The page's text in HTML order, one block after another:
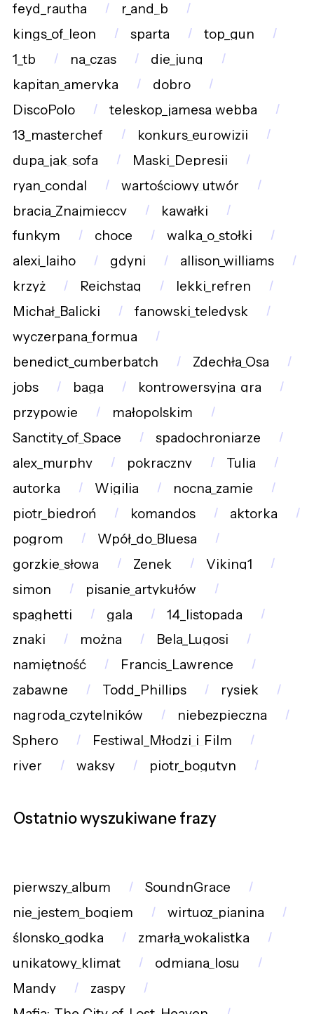
feyd_rautha
r_and_b
kings_of_leon
sparta
top_gun
1_tb
na_czas
die_jung
kapitan_ameryka
dobro
DiscoPolo
teleskop_jamesa_webba
13_masterchef
konkurs_eurowizji
dupa_jak_sofa
Maski_Depresji
ryan_condal
wartościowy_utwór
bracia_Znajmieccy
kawałki
funkym
choce
walka_o_stołki
alexi_laiho
gdyni
allison_williams
krzyż
Reichstag
lekki_refren
Michał_Balicki
fanowski_teledysk
wyczerpana_formua
benedict_cumberbatch
Zdechła_Osa
jobs
baga
kontrowersyjna_gra
przypowie
małopolskim
Sanctity_of_Space
spadochroniarze
alex_murphy
pokraczny
Tulia
autorka
Wigilia
nocna_zamie
piotr_biedroń
komandos
aktorka
pogrom
Wpół_do_Bluesa
gorzkie_słowa
Zenek
Viking1
simon
pisanie_artykułów
spaghetti
gala
14_listopada
znaki
można
Bela_Lugosi
namiętność
Francis_Lawrence
zabawne
Todd_Phillips
rysiek
nagroda_czytelników
niebezpieczna
Sphero
Festiwal_Młodzi_i_Film
river
waksy piotr_bogutyn
Ostatnio wyszukiwane frazy
pierwszy_album
SoundnGrace
nie_jestem_bogiem
wirtuoz_pianina
ślonsko_godka
zmarła_wokalistka
unikatowy_klimat
odmiana_losu
Mandy
zaspy